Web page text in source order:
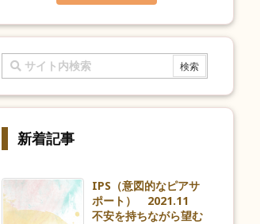
新着記事
IPS（意図的なピアサ
ポート） 2021.11
不安を持ちながら望む